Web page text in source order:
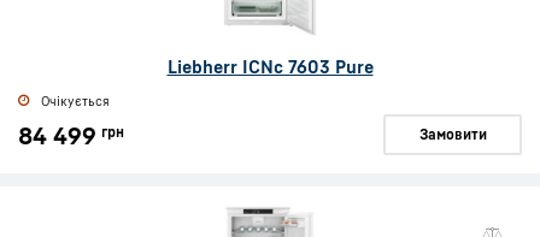
Liebherr ICNc 7603 Pure
Очікується
84 499 грн Замовити